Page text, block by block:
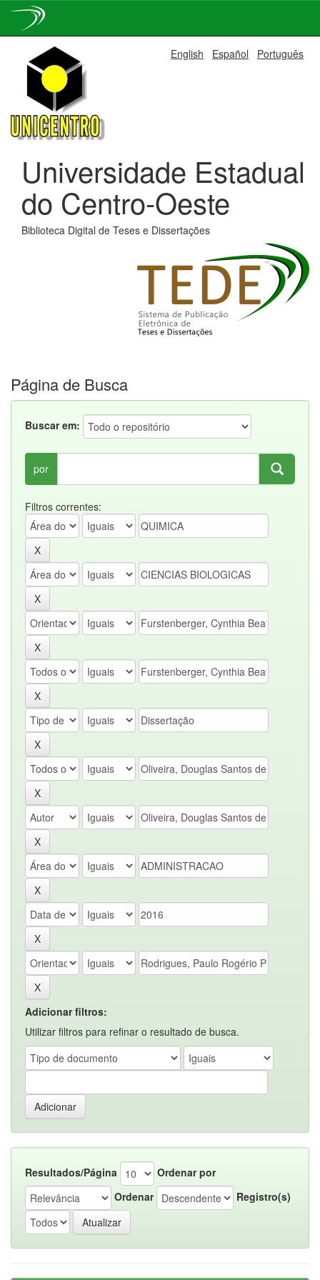
navigation
English Español Português
Universidade Estadual
do Centro-Oeste
Biblioteca Digital de Teses e Dissertações
Página de Busca
Buscar em:
por
Filtros correntes:
Adicionar filtros:
Utilizar filtros para refinar o resultado de busca.
Resultados/Página
Ordenar por
Ordenar
Registro(s)